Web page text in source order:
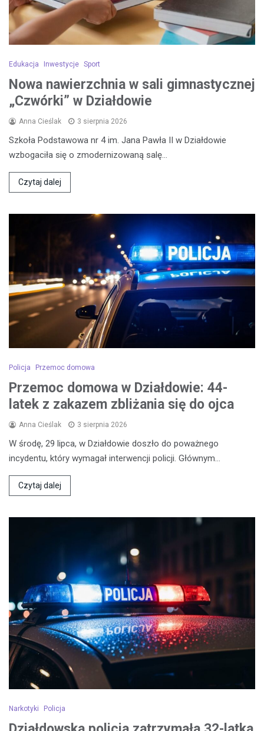
Edukacja Inwestycje Sport
Nowa nawierzchnia w sali gimnastycznej
„Czwórki” w Działdowie
Anna Cieślak 3 sierpnia 2026
Szkoła Podstawowa nr 4 im. Jana Pawła II w Działdowie
wzbogaciła się o zmodernizowaną salę…
Czytaj dalej
Policja Przemoc domowa
Przemoc domowa w Działdowie: 44-
latek z zakazem zbliżania się do ojca
Anna Cieślak 3 sierpnia 2026
W środę, 29 lipca, w Działdowie doszło do poważnego
incydentu, który wymagał interwencji policji. Głównym…
Czytaj dalej
Narkotyki Policja